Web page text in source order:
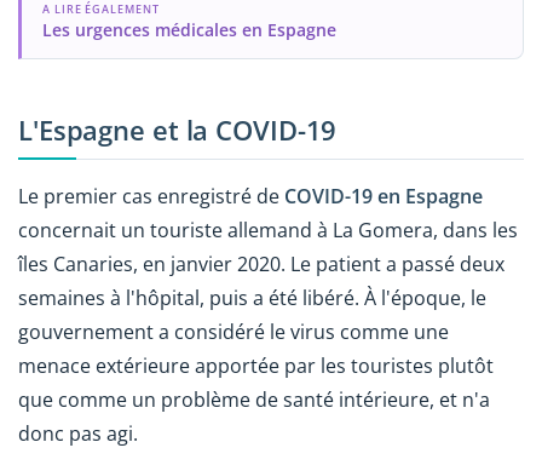
A LIRE ÉGALEMENT
Les urgences médicales en Espagne
L'Espagne et la COVID-19
Le premier cas enregistré de COVID-19 en Espagne
concernait un touriste allemand à La Gomera, dans les
îles Canaries, en janvier 2020. Le patient a passé deux
semaines à l'hôpital, puis a été libéré. À l'époque, le
gouvernement a considéré le virus comme une
menace extérieure apportée par les touristes plutôt
que comme un problème de santé intérieure, et n'a
donc pas agi.